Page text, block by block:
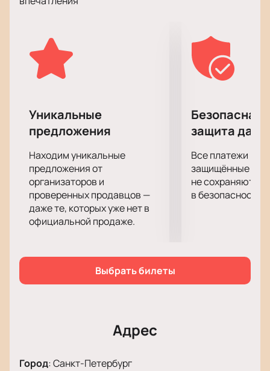
создании интерактивного и увлекательного
дополняют номера с животными, но и создают
совершенно новую атмосферу, которая
захватывает зрителей всех возрастов.
Интерактивные элементы шоу позволяют зрителям
представление ещё более запоминающимся.
Купить билеты на цирковое шоу «Wow» в
Большом Санкт-Петербургском
государственном цирке
можно на нашем сайте.
Уникальные
предложения
Находим уникальные
предложения от
организаторов и
проверенных продавцов —
даже те, которых уже нет в
официальной продаже.
Безопасная
защита
Все платежи
защищённые
не сохраняются
в безопасности.
Выбрать билеты
Адрес
Город:Санкт-Петербург